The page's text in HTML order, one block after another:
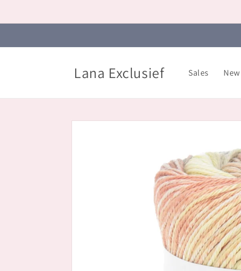
Lana Exclusief Sales New
Skip to